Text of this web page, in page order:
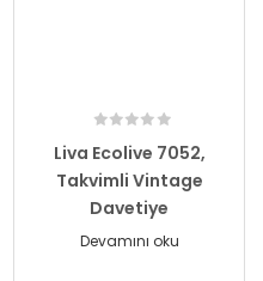
Liva Ecolive 7052,
Takvimli Vintage
Davetiye
Devamını oku